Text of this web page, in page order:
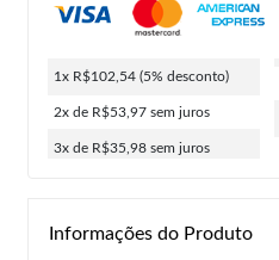
1x R$102,54 (5% desconto)
2x de R$53,97 sem juros
3x de R$35,98 sem juros
Informações do Produto